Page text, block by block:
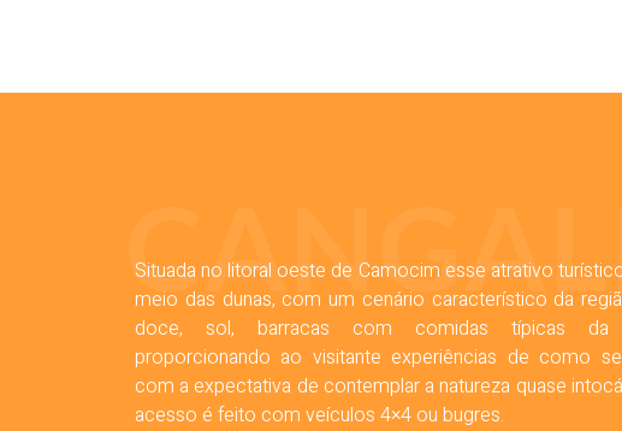
Situada no litoral oeste de Camocim esse atrativo
meio das dunas, com um cenário característico da
doce, sol, barracas com comidas típicas da
proporcionando ao visitante experiências de como
com a expectativa de contemplar a natureza quase
acesso é feito com veículos 4×4 ou bugres.